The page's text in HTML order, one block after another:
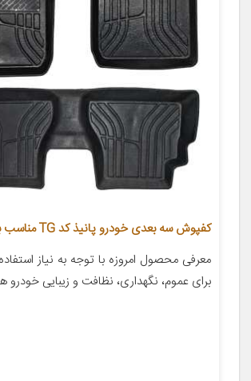
کفپوش سه بعدی خودرو پانیذ کد TG مناسب برای کوییک
معرفی محصول امروزه با توجه به نیاز
برای عموم، نگهداری، نظافت و زیبایی